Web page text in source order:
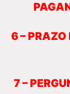
6 – PRAZO
7 –